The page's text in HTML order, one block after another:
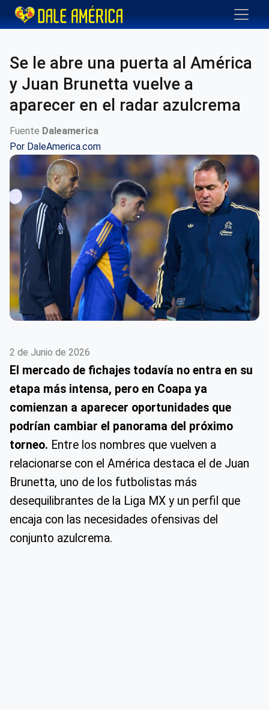
Se le abre una puerta al América
y Juan Brunetta vuelve a
aparecer en el radar azulcrema
Fuente Daleamerica
Por DaleAmerica.com
2 de Junio de 2026
El mercado de fichajes todavía no entra en su
etapa más intensa, pero en Coapa ya
comienzan a aparecer oportunidades que
podrían cambiar el panorama del próximo
torneo. Entre los nombres que vuelven a
relacionarse con el América destaca el de Juan
Brunetta, uno de los futbolistas más
desequilibrantes de la Liga MX y un perfil que
encaja con las necesidades ofensivas del
conjunto azulcrema.